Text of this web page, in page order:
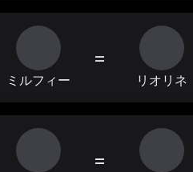
ミルフィー
=
リオリネ
=